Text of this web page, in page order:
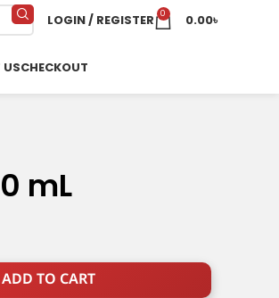
LOGIN / REGISTER 0 0.00৳
CHECKOUT
mL
ADD TO CART